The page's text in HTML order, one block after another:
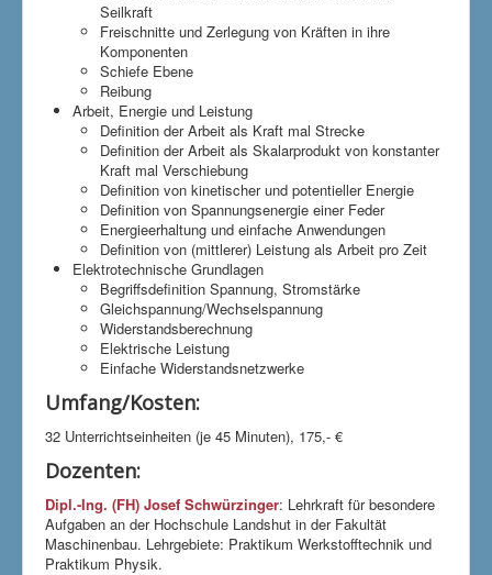
Seilkraft
Freischnitte und Zerlegung von Kräften in ihre
Komponenten
Schiefe Ebene
Reibung
Arbeit, Energie und Leistung
Definition der Arbeit als Kraft mal Strecke
Definition der Arbeit als Skalarprodukt von konstanter
Kraft mal Verschiebung
Definition von kinetischer und potentieller Energie
Definition von Spannungsenergie einer Feder
Energieerhaltung und einfache Anwendungen
Definition von (mittlerer) Leistung als Arbeit pro Zeit
Elektrotechnische Grundlagen
Begriffsdefinition Spannung, Stromstärke
Gleichspannung/Wechselspannung
Widerstandsberechnung
Elektrische Leistung
Einfache Widerstandsnetzwerke
Umfang/Kosten:
32 Unterrichtseinheiten (je 45 Minuten), 175,- €
Dozenten:
Dipl.-Ing. (FH) Josef Schwürzinger: Lehrkraft für besondere
Aufgaben an der Hochschule Landshut in der Fakultät
Maschinenbau. Lehrgebiete: Praktikum Werkstofftechnik und
Praktikum Physik.